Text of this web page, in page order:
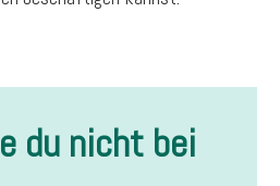
du nicht bei